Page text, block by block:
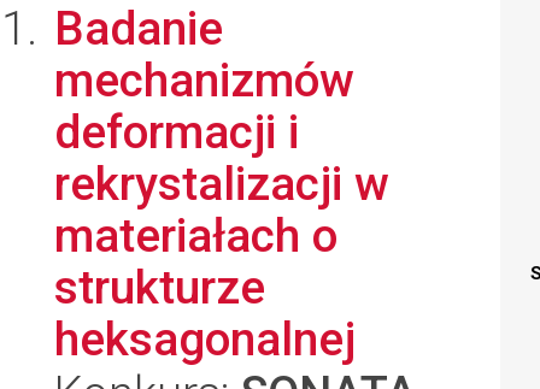
Badanie
mechanizmów
deformacji i
rekrystalizacji w
materiałach o
strukturze
heksagonalnej